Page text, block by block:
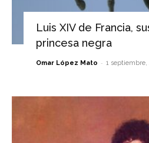
Luis XIV de Francia,
princesa negra
Omar López Mato - 1 septiembre,